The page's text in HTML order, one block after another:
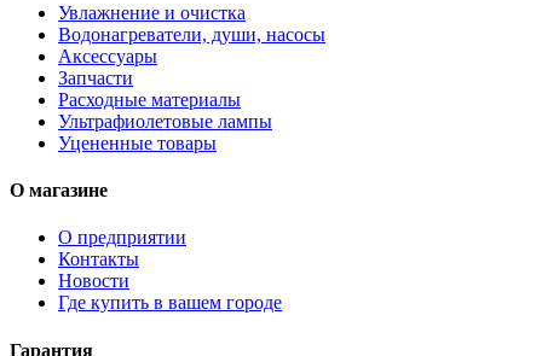
Увлажнение и очистка
Водонагреватели, души, насосы
Аксессуары
Запчасти
Расходные материалы
Ультрафиолетовые лампы
Уцененные товары
О магазине
О предприятии
Контакты
Новости
Где купить в вашем городе
Гарантия